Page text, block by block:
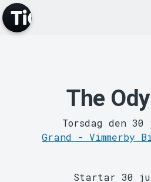
The
Torsdag den
Grand - Vimmerby
Startar 30